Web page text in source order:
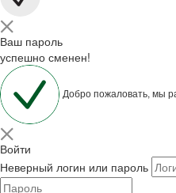
Ваш пароль
успешно сменен!
Добро пожаловать, мы
Войти
Неверный логин или пароль